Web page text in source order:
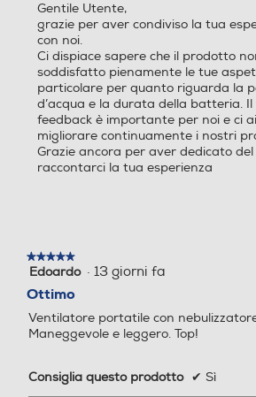
Gentile Utente,
grazie per aver condiviso la tua
con noi.
Ci dispiace sapere che il prodotto
soddisfatto pienamente le tue
particolare per quanto riguarda la
d’acqua e la durata della batteria. Il
feedback è importante per noi e ci
migliorare continuamente i nostri
Grazie ancora per aver dedicato
raccontarci la tua esperienza
★★★★★
★★★★★
5
5
stelle.
Edoardo · 13 giorni fa
Ottimo
Ventilatore portatile con
Maneggevole e leggero. Top!
Consiglia questo prodotto ✔ Sì